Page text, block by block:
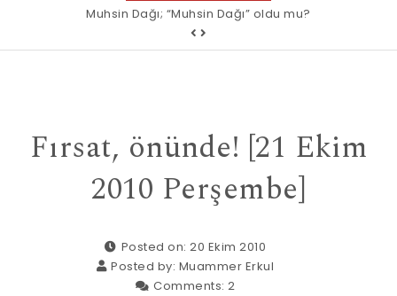
Muhsin Dağı; “Muhsin Dağı” oldu mu?
Fırsat, önünde! [21 Ekim
2010 Perşembe]
Posted on: 20 Ekim 2010
Posted by: Muammer Erkul
Comments: 2